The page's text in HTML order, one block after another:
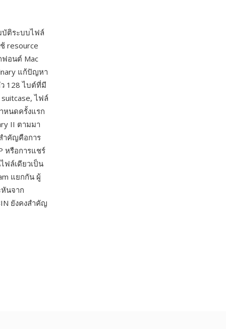
ติระบบไฟล์
resource
อนต์ Mac
แก้ปัญหา
128 ไบต์ที่มี
ไฟล์
หนดครั้งแรก
II ตามมา
ำคัญคือการ
หรือการแชร์
ล์เดียวเป็น
แยกกัน ผู้
นจาก
ยังคงสำคัญ